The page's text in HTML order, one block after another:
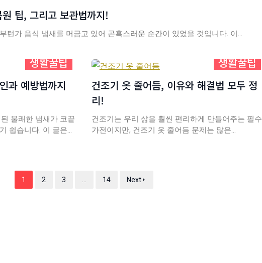
팁, 그리고 보관법까지!
턴가 음식 냄새를 머금고 있어 곤혹스러운 순간이 있었을 것입니다. 이…
생활꿀팁
과 예방법까지
불쾌한 냄새가 코끝
쉽습니다. 이 글은…
생활꿀팁
건조기 옷 줄어듬, 이유와 해결법 모두 정
리!
건조기는 우리 삶을 훨씬 편리하게 만들어주는 필수
가전이지만, 건조기 옷 줄어듬 문제는 많은…
1 2 3 14 Next